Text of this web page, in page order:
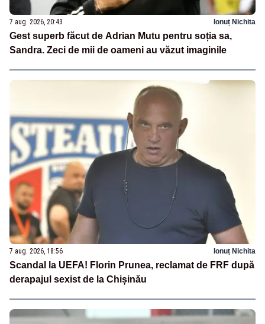
7 aug. 2026, 20:43 Ionuț Nichita
Gest superb făcut de Adrian Mutu pentru soția sa,
Sandra. Zeci de mii de oameni au văzut imaginile
7 aug. 2026, 18:56 Ionuț Nichita
Scandal la UEFA! Florin Prunea, reclamat de FRF după
derapajul sexist de la Chișinău